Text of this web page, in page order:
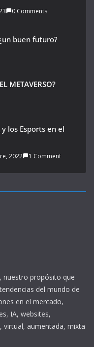
0 Comments
buen futuro?
METAVERSO?
los Esports en el
2022 1 Comment
nuestro propósito que
del mundo de
en el mercado,
IA, websites,
virtual, aumentada, mixta